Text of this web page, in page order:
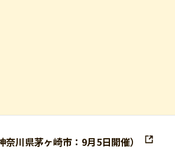
川県茅ヶ崎市：9月5日開催）